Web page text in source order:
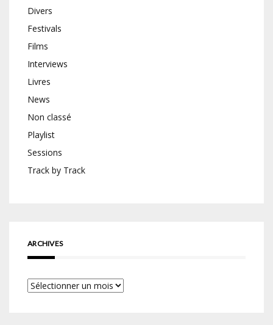
Divers
Festivals
Films
Interviews
Livres
News
Non classé
Playlist
Sessions
Track by Track
ARCHIVES
Archives